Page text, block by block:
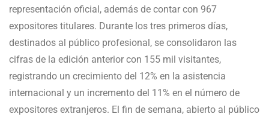
representación oficial, además de contar con 967
expositores titulares. Durante los tres primeros días,
destinados al público profesional, se consolidaron las
cifras de la edición anterior con 155 mil visitantes,
registrando un crecimiento del 12% en la asistencia
internacional y un incremento del 11% en el número de
expositores extranjeros. El fin de semana, abierto al público